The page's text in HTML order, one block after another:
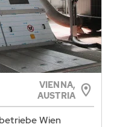
VIENNA,
AUSTRIA
Wien